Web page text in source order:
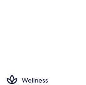
Wellness